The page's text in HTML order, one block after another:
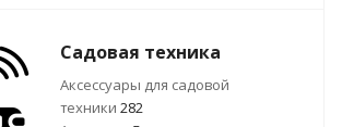
Садовая техника
Аксессуары для садовой
техники 282